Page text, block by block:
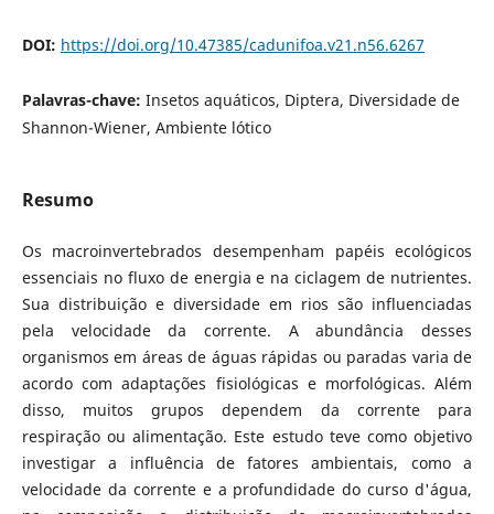
DOI: https://doi.org/10.47385/cadunifoa.v21.n56.6267
Palavras-chave: Insetos aquáticos, Diptera, Diversidade de
Shannon-Wiener, Ambiente lótico
Resumo
Os macroinvertebrados desempenham papéis ecológicos
essenciais no fluxo de energia e na ciclagem de nutrientes.
Sua distribuição e diversidade em rios são influenciadas
pela velocidade da corrente. A abundância desses
organismos em áreas de águas rápidas ou paradas varia de
acordo com adaptações fisiológicas e morfológicas. Além
disso, muitos grupos dependem da corrente para
respiração ou alimentação. Este estudo teve como objetivo
investigar a influência de fatores ambientais, como a
velocidade da corrente e a profundidade do curso d'água,